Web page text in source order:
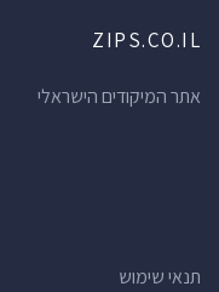
ZIPS.CO.IL
אתר המיקודים הישראלי
תנאי שימוש